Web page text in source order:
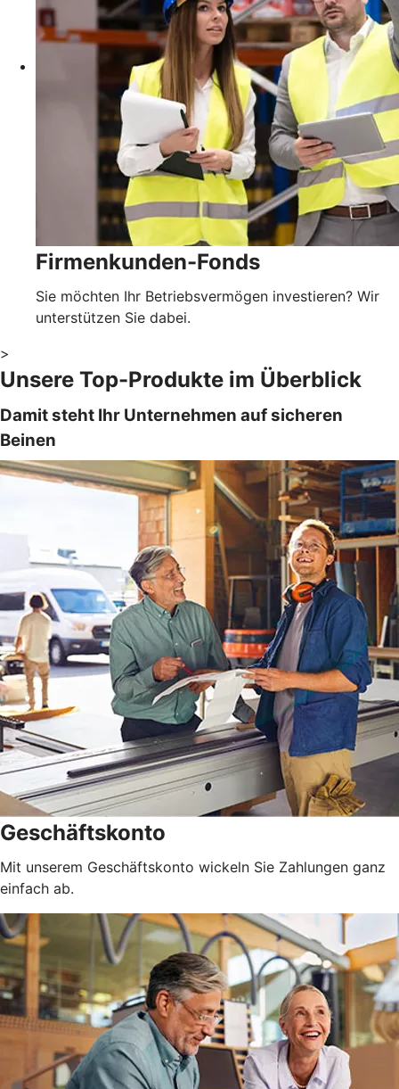
Firmenkunden-Fonds
Sie möchten Ihr Betriebsvermögen investieren? Wir
unterstützen Sie dabei.
>
Unsere Top-Produkte im Überblick
Damit steht Ihr Unternehmen auf sicheren
Beinen
Geschäftskonto
Mit unserem Geschäftskonto wickeln Sie Zahlungen ganz
einfach ab.